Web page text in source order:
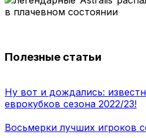
Полезные статьи
Ну вот и дождались:
еврокубков сезона 2022/23!
Восьмерки лучших игроков